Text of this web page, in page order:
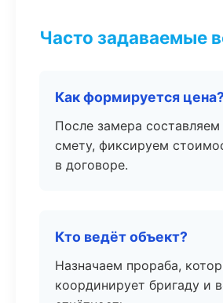
Часто задаваемые
Как формируется цена?
После замера
смету, фиксируем
в договоре.
Кто ведёт объект?
Назначаем прораба,
координирует бригаду и